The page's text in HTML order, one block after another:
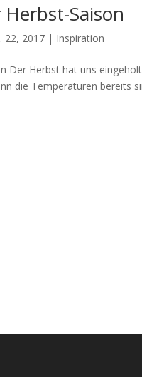
Saison
22, 2017 | Inspiration
Der Herbst hat uns
die Temperaturen bereits